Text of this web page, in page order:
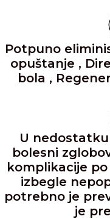
Potpuno
opuštanje ,
bola ,
U
bolesni
komplikacije
izbegle
potrebno je
je